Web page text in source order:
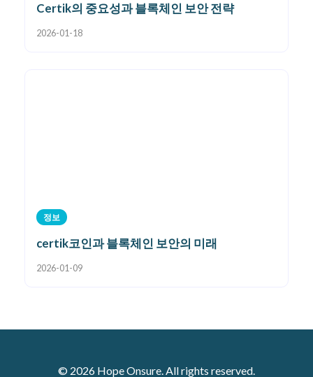
Certik의 중요성과 블록체인 보안 전략
2026-01-18
정보
certik코인과 블록체인 보안의 미래
2026-01-09
© 2026 Hope Onsure. All rights reserved.